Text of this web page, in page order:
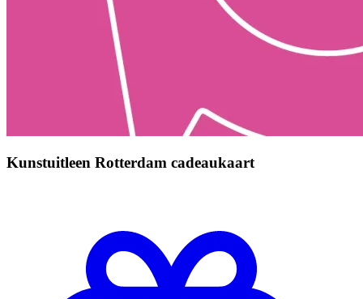
Kunstuitleen Rotterdam cadeaukaart